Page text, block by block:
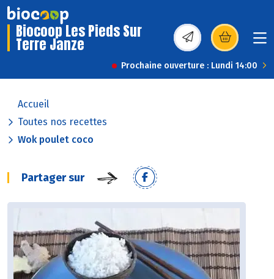
Biocoop Les Pieds Sur
Terre Janze (s’ouvre dans une
Prochaine ouverture : Lundi 14:00
Accueil
Toutes nos recettes
Wok poulet coco
Partager sur